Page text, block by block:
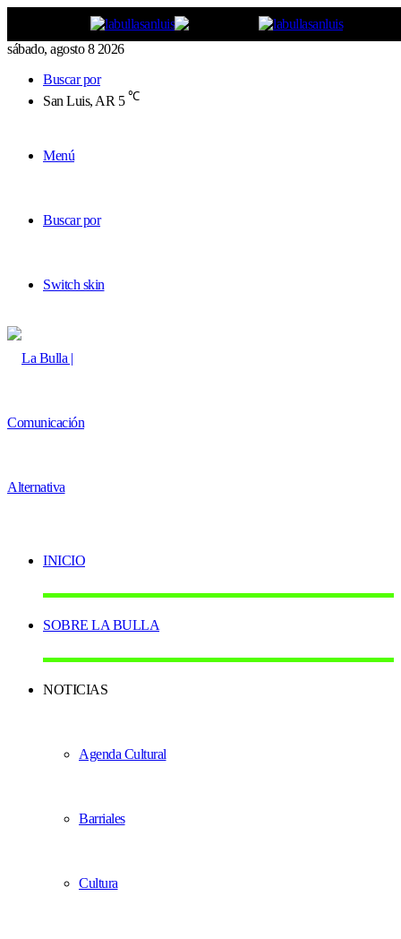
sábado, agosto 8 2026
Buscar por
San Luis, AR 5 ℃
Menú
Buscar por
Switch skin
INICIO
SOBRE LA BULLA
NOTICIAS
Agenda Cultural
Barriales
Cultura